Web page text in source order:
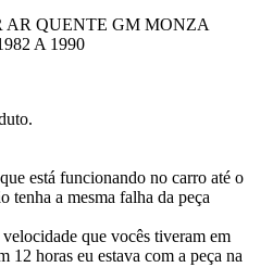
AR QUENTE GM MONZA
A 1990
está funcionando no carro até o
tenha a mesma falha da peça
que vocês tiveram em
12 horas eu estava com a peça na